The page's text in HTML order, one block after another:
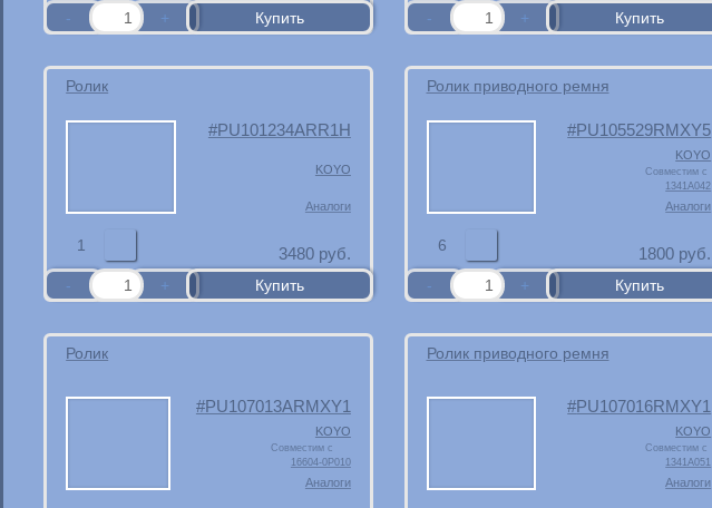
Ролик
PU101234ARR1H
KOYO
Аналоги
1 3480руб.
Ролик приводного ремня
PU105529RMXY5
KOYO
Совместим с
1341A042
Аналоги
6 1800 руб.
Ролик
PU107013ARMXY1
KOYO
Совместим с
16604-0P010
Аналоги
Ролик приводного ремня
PU107016RMXY1
KOYO
Совместим с
1341A051
Аналоги